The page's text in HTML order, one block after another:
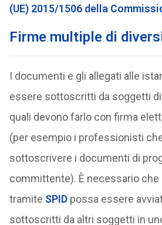
(UE) 2015/1506 della
Firme multiple di
I documenti e gli allegati alle
essere sottoscritti da soggetti
quali devono farlo con firma
(per esempio i professionisti
sottoscrivere i documenti di
committente). È necessario
tramite SPIDpossa essere
sottoscritti da altri soggetti in